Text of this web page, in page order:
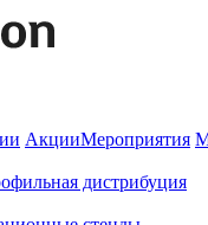
АкцииМероприятия
дистрибуция